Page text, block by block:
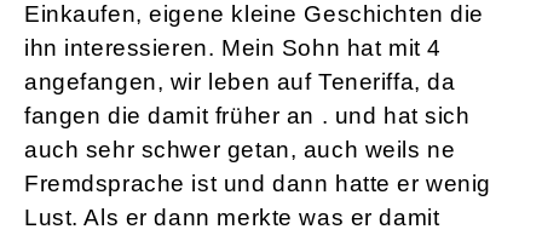
Einkaufen, eigene kleine Geschichten die
ihn interessieren. Mein Sohn hat mit 4
angefangen, wir leben auf Teneriffa, da
fangen die damit früher an . und hat sich
auch sehr schwer getan, auch weils ne
Fremdsprache ist und dann hatte er wenig
Lust. Als er dann merkte was er damit